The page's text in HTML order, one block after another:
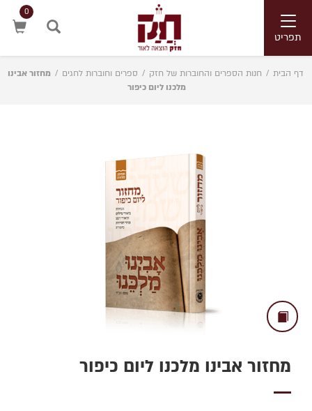
Toggle
navigationתפריט
0
דף הבית / חנות הספרים והחוברות של חזק / ספרים וחוברות לחגים / מחזור אבינו
מלכנו ליום כיפור
מחזור אבינו מלכנו ליום כיפור